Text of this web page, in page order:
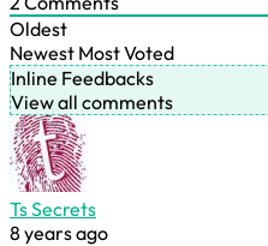
Oldest
Newest Most Voted
Inline Feedbacks
View all comments
Ts Secrets
8 years ago